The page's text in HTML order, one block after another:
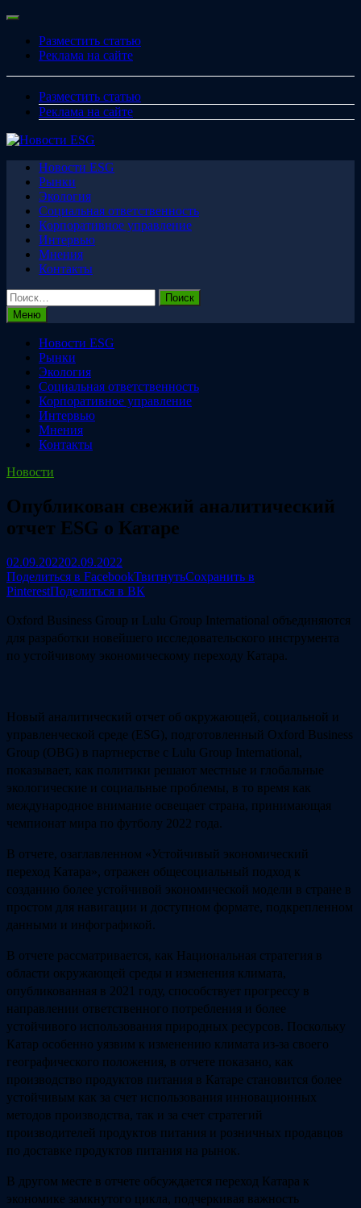
Перейти
содержимому
Меню
Разместить статью
Реклама на сайте
Разместить статью
Реклама на сайте
Новости ESG
Рынки
Экология
Социальная ответственность
Корпоративное управление
Интервью
Мнения
Контакты
Найти:
Меню
Новости ESG
Рынки
Экология
Социальная ответственность
Корпоративное управление
Интервью
Мнения
Контакты
Новости
Опубликован свежий аналитический
отчет ESG о Катаре
02.09.202202.09.2022
Поделиться в FacebookТвитнутьСохранить в
PinterestПоделиться в ВК
Oxford Business Group и Lulu Group International объединяются
для разработки новейшего исследовательского инструмента
по устойчивому экономическому переходу Катара.
Новый аналитический отчет об окружающей, социальной и
управленческой среде (ESG), подготовленный Oxford Business
Group (OBG) в партнерстве с Lulu Group International,
показывает, как политики решают местные и глобальные
экологические и социальные проблемы, в то время как
международное внимание освещает страна, принимающая
чемпионат мира по футболу 2022 года.
В отчете, озаглавленном «Устойчивый экономический
переход Катара», отражен общесоциальный подход к
созданию более устойчивой экономической модели в стране в
простом для навигации и доступном формате, подкрепленном
данными и инфографикой.
В отчете рассматривается, как Национальная стратегия в
области окружающей среды и изменения климата,
опубликованная в 2021 году, способствует прогрессу в
направлении ответственного потребления и более
устойчивого использования природных ресурсов. Поскольку
Катар особенно уязвим к изменению климата из-за своего
географического положения, в отчете показано, как
производство продуктов питания в Катаре становится более
устойчивым как за счет использования инновационных
методов производства, так и за счет стратегий
производителей продуктов питания и розничных продавцов
по доставке продуктов питания на рынок.
В другом месте в отчете обсуждается переход Катара к
экономике замкнутого цикла, подчеркивая важность